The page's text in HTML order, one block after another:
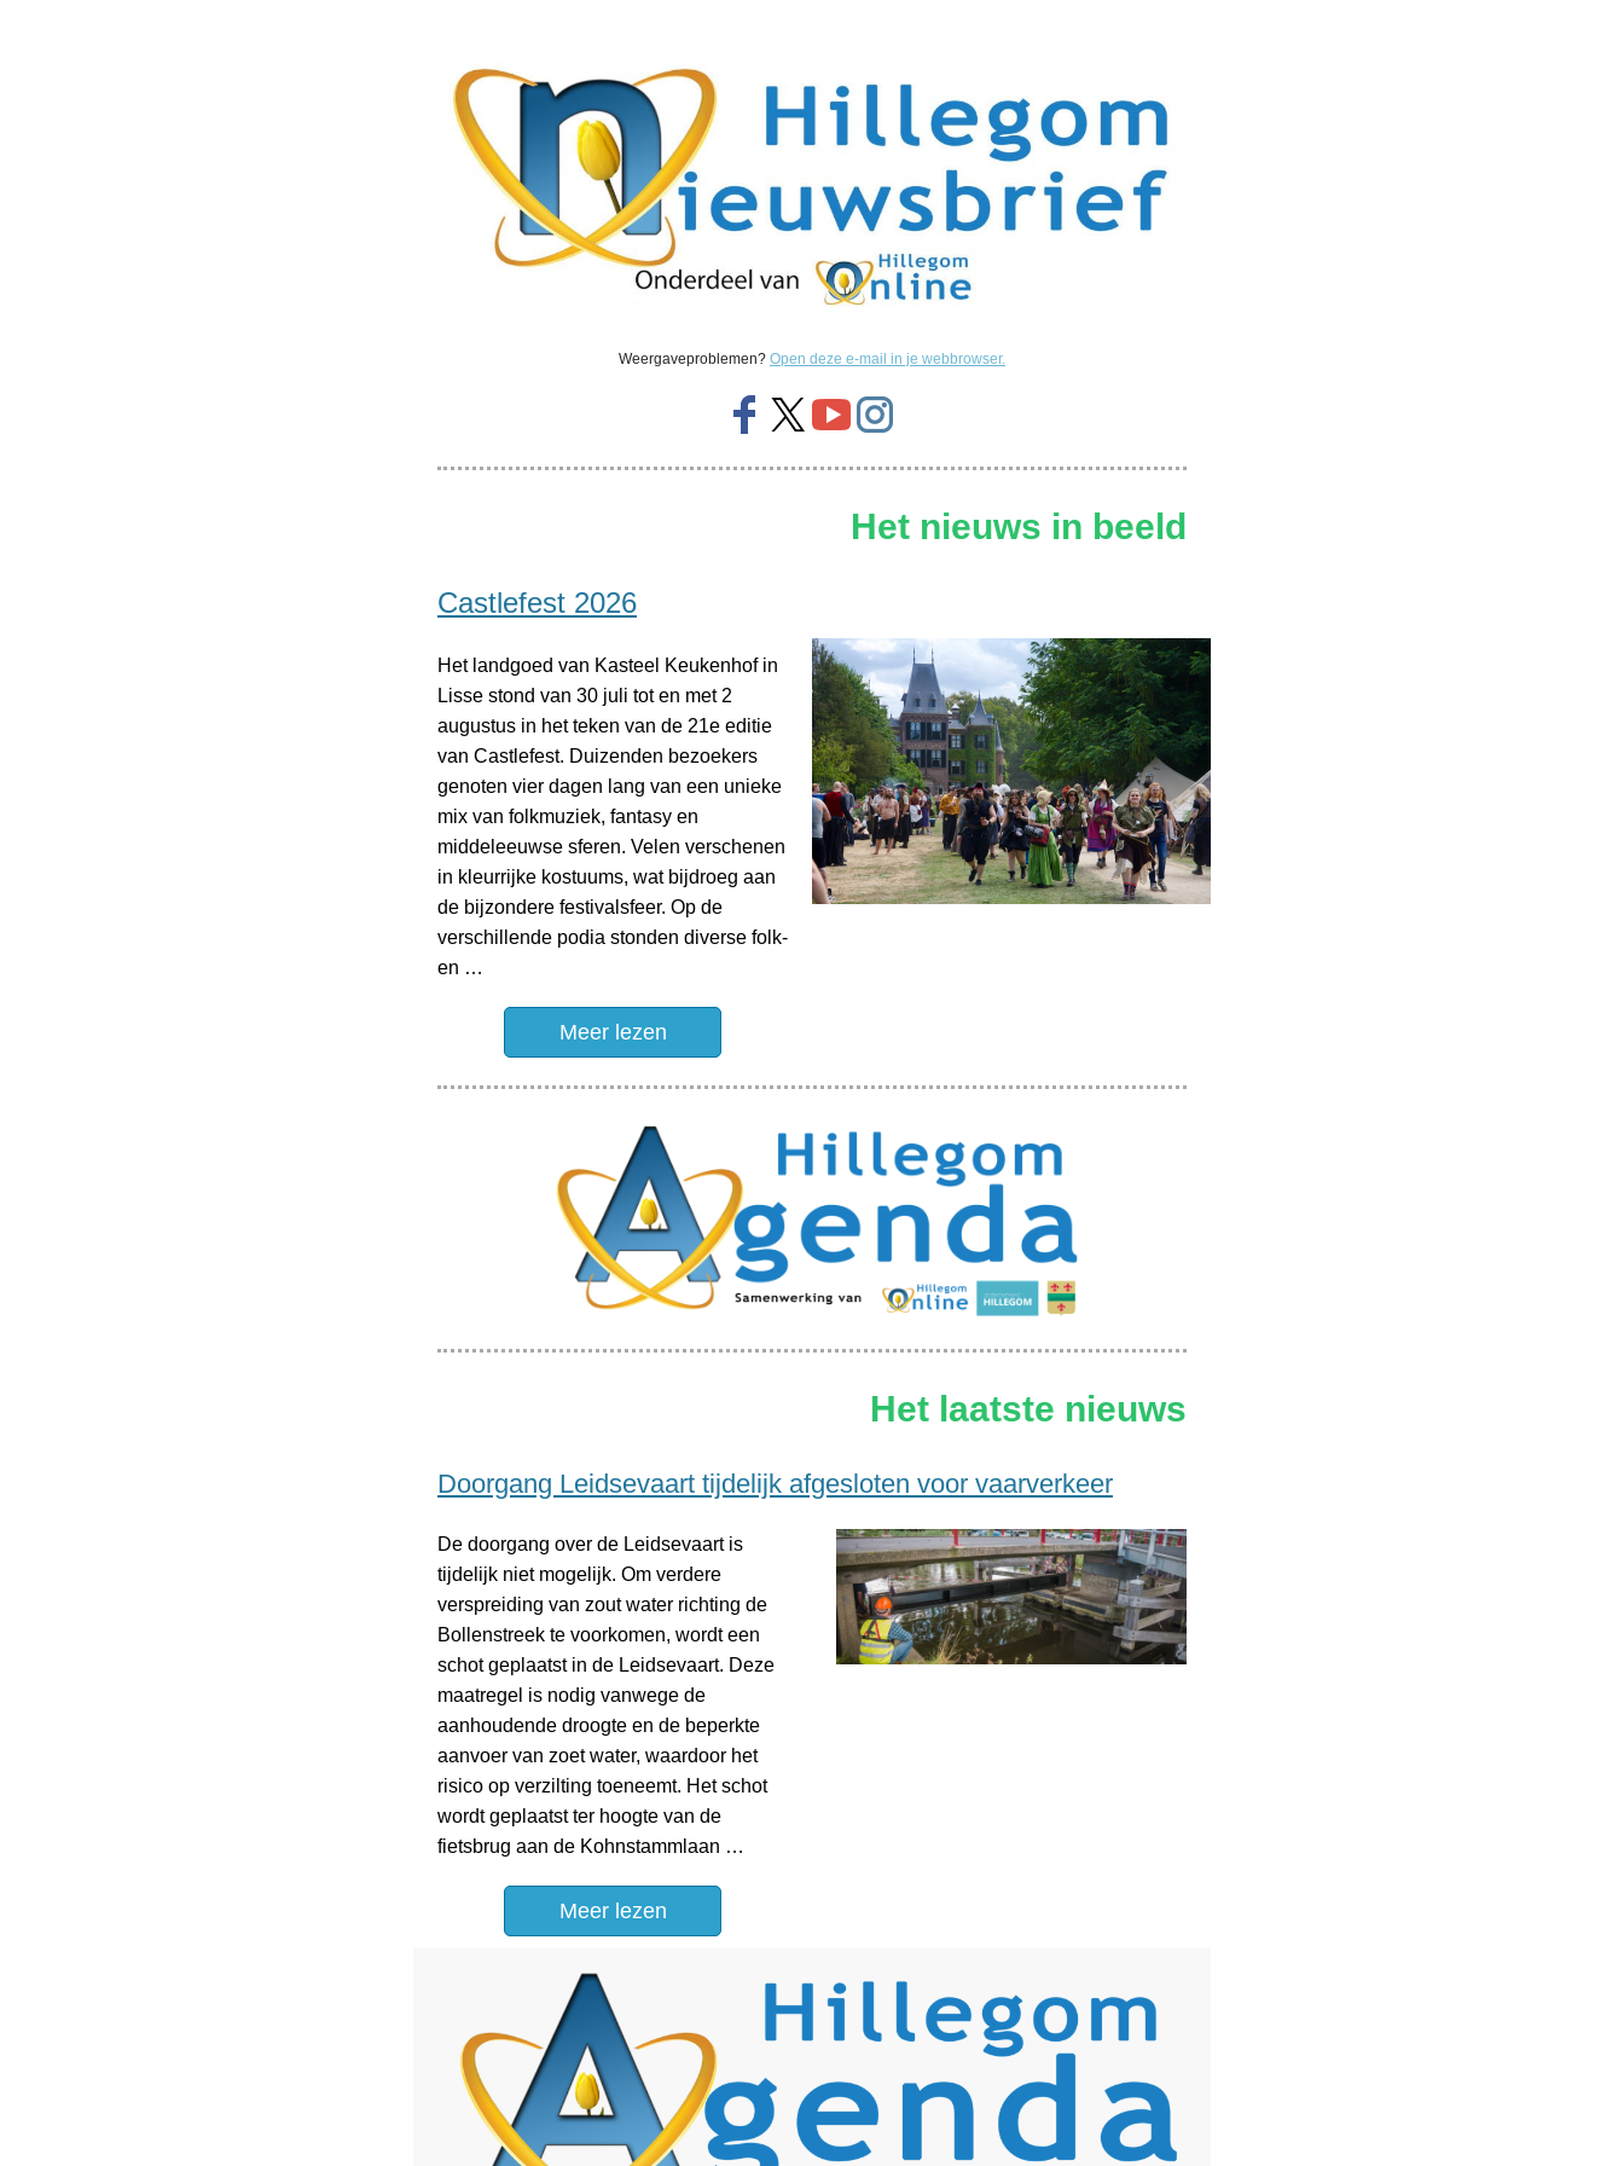
Weergaveproblemen? Open deze e-mail in je webbrowser.
Het nieuws in beeld
Castlefest 2026
Het landgoed van Kasteel Keukenhof in
Lisse stond van 30 juli tot en met 2
augustus in het teken van de 21e editie
van Castlefest. Duizenden bezoekers
genoten vier dagen lang van een unieke
mix van folkmuziek, fantasy en
middeleeuwse sferen. Velen verschenen
in kleurrijke kostuums, wat bijdroeg aan
de bijzondere festivalsfeer. Op de
verschillende podia stonden diverse folk-
en …
Meer lezen
Het laatste nieuws
Doorgang Leidsevaart tijdelijk afgesloten voor vaarverkeer
De doorgang over de Leidsevaart is
tijdelijk niet mogelijk. Om verdere
verspreiding van zout water richting de
Bollenstreek te voorkomen, wordt een
schot geplaatst in de Leidsevaart. Deze
maatregel is nodig vanwege de
aanhoudende droogte en de beperkte
aanvoer van zoet water, waardoor het
risico op verzilting toeneemt. Het schot
wordt geplaatst ter hoogte van de
fietsbrug aan de Kohnstammlaan …
Meer lezen